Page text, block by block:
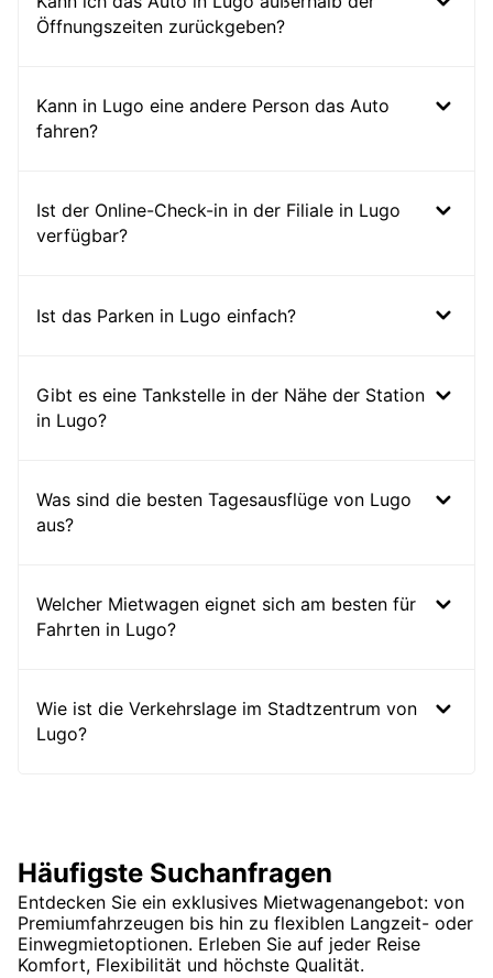
Öffnungszeiten zurückgeben?
Kann in Lugo eine andere Person das Auto
fahren?
Ist der Online-Check-in in der Filiale in Lugo
verfügbar?
Ist das Parken in Lugo einfach?
Gibt es eine Tankstelle in der Nähe der Station
in Lugo?
Was sind die besten Tagesausflüge von Lugo
aus?
Welcher Mietwagen eignet sich am besten für
Fahrten in Lugo?
Wie ist die Verkehrslage im Stadtzentrum von
Lugo?
Häufigste Suchanfragen
Entdecken Sie ein exklusives Mietwagenangebot: von
Premiumfahrzeugen bis hin zu flexiblen Langzeit- oder
Einwegmietoptionen. Erleben Sie auf jeder Reise
Komfort, Flexibilität und höchste Qualität.